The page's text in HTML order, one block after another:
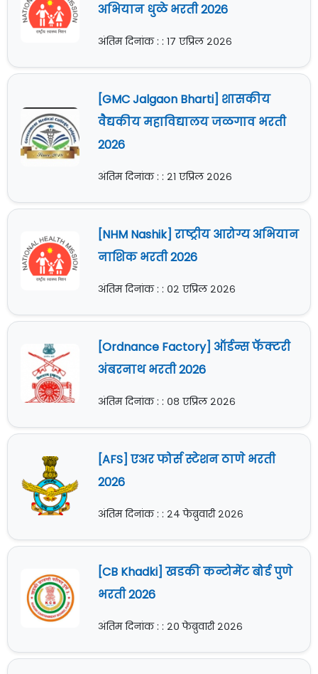
अभियान धुळे भरती 2026
अंतिम दिनांक : : १७ एप्रिल २०२६
[GMC Jalgaon Bharti] शासकीय
वैद्यकीय महाविद्यालय जळगाव भरती
2026
अंतिम दिनांक : : २१ एप्रिल २०२६
[NHM Nashik] राष्ट्रीय आरोग्य अभियान
नाशिक भरती 2026
अंतिम दिनांक : : ०२ एप्रिल २०२६
[Ordnance Factory] ऑर्डन्स फॅक्टरी
अंबरनाथ भरती 2026
अंतिम दिनांक : : ०८ एप्रिल २०२६
[AFS] एअर फोर्स स्टेशन ठाणे भरती
2026
अंतिम दिनांक : : २४ फेब्रुवारी २०२६
[CB Khadki] खडकी कन्टोमेंट बोर्ड पुणे
भरती 2026
अंतिम दिनांक : : २० फेब्रुवारी २०२६